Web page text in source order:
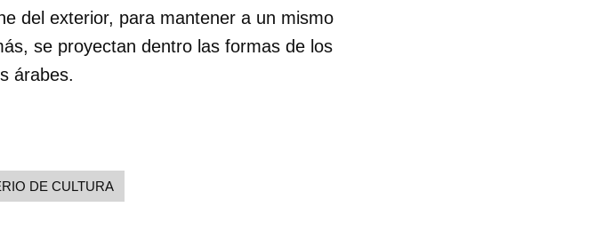
del exterior, para mantener a un mismo
se proyectan dentro las formas de los
árabes.
DE CULTURA